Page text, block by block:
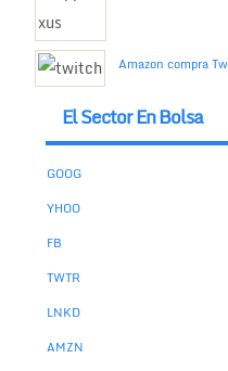
Amazon compra
El Sector En Bolsa
GOOG
YHOO
FB
TWTR
LNKD
AMZN